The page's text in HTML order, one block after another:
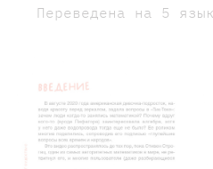
Переведена на 5